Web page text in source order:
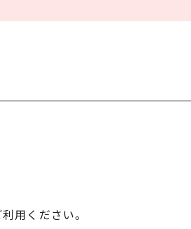
用ください。